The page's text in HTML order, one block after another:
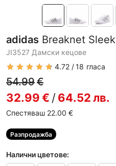
adidas Breaknet Sleek
JI3527 Дамски кецове
4.72
18 гласа
54.99€
32.99€ /64.52лв.
Спестяваш 22.00 €
Разпродажба
Налични цветове: